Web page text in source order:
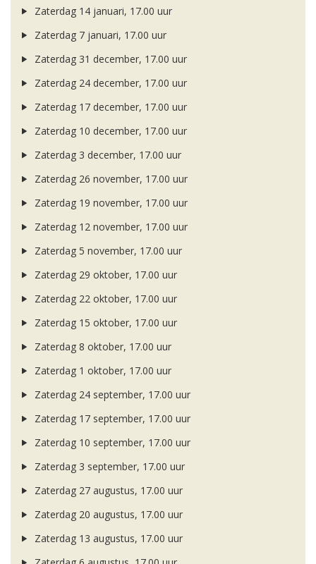
Zaterdag 14 januari, 17.00 uur
Zaterdag 7 januari, 17.00 uur
Zaterdag 31 december, 17.00 uur
Zaterdag 24 december, 17.00 uur
Zaterdag 17 december, 17.00 uur
Zaterdag 10 december, 17.00 uur
Zaterdag 3 december, 17.00 uur
Zaterdag 26 november, 17.00 uur
Zaterdag 19 november, 17.00 uur
Zaterdag 12 november, 17.00 uur
Zaterdag 5 november, 17.00 uur
Zaterdag 29 oktober, 17.00 uur
Zaterdag 22 oktober, 17.00 uur
Zaterdag 15 oktober, 17.00 uur
Zaterdag 8 oktober, 17.00 uur
Zaterdag 1 oktober, 17.00 uur
Zaterdag 24 september, 17.00 uur
Zaterdag 17 september, 17.00 uur
Zaterdag 10 september, 17.00 uur
Zaterdag 3 september, 17.00 uur
Zaterdag 27 augustus, 17.00 uur
Zaterdag 20 augustus, 17.00 uur
Zaterdag 13 augustus, 17.00 uur